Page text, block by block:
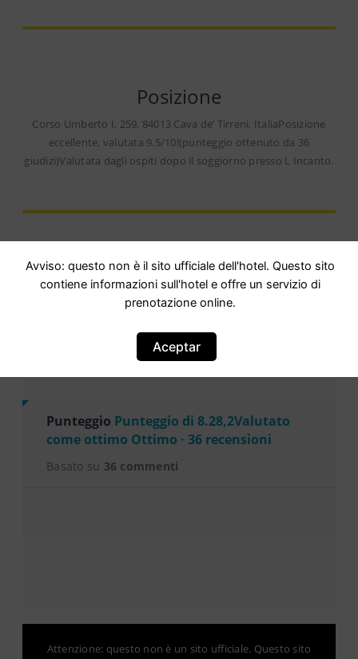
Posizione
Corso Umberto I, 259, 84013 Cava deʼ Tirreni, ItaliaPosizione
eccellente, valutata 9.5/10!(punteggio ottenuto da 36
giudizi)Valutata dagli ospiti dopo il soggiorno presso L Incanto.
Opinioni
Punteggio Punteggio di 8.28,2Valutato
come ottimo Ottimo · 36 recensioni
Basato su 36 commenti
Attenzione: questo non è un sito ufficiale. Questo sito
Avviso: questo non è il sito ufficiale dell'hotel. Questo sito
contiene informazioni sull'hotel e offre un servizio di
prenotazione online.
Aceptar